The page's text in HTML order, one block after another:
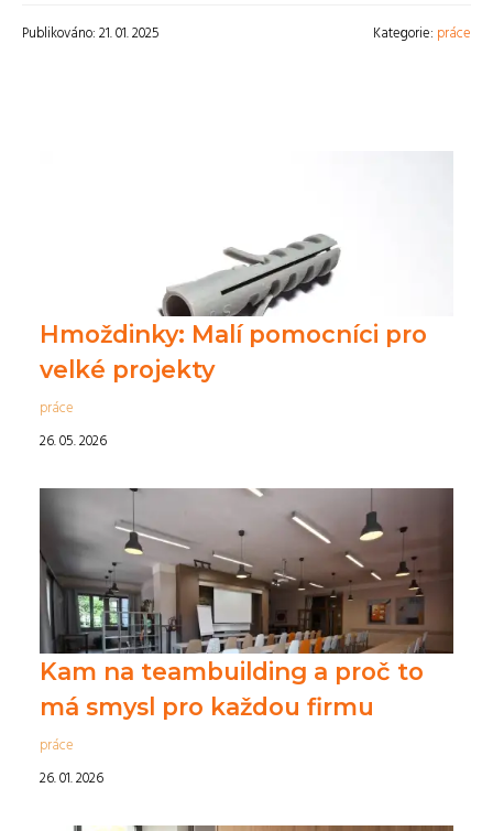
Publikováno: 21. 01. 2025 Kategorie: práce
Hmoždinky: Malí pomocníci pro
velké projekty
práce
26. 05. 2026
Kam na teambuilding a proč to
má smysl pro každou firmu
práce
26. 01. 2026